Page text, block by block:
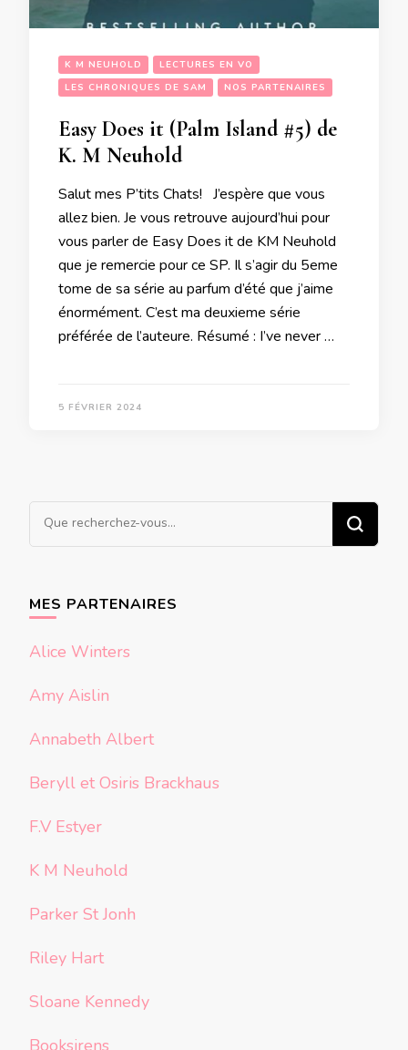
K M NEUHOLD
LECTURES EN VO
LES CHRONIQUES DE SAM
NOS PARTENAIRES
Easy Does it (Palm Island #5) de
K. M Neuhold
Salut mes P’tits Chats! J’espère que vous
allez bien. Je vous retrouve aujourd’hui pour
vous parler de Easy Does it de KM Neuhold
que je remercie pour ce SP. Il s’agir du 5eme
tome de sa série au parfum d’été que j’aime
énormément. C’est ma deuxieme série
préférée de l’auteure. Résumé : I’ve never …
5 FÉVRIER 2024
Vous
MES PARTENAIRES
Alice Winters
Amy Aislin
Annabeth Albert
Beryll et Osiris Brackhaus
F.V Estyer
K M Neuhold
Parker St Jonh
Riley Hart
Sloane Kennedy
Booksirens